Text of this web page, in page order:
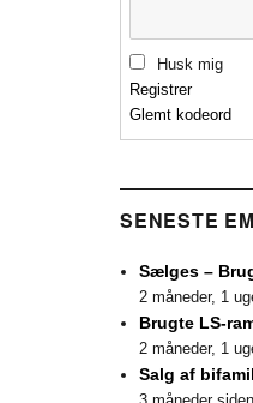
Husk mig
Registrer
Glemt kodeord
SENESTE
Sælges –
2 måneder, 1
Brugte LS-
2 måneder, 1
Salg af